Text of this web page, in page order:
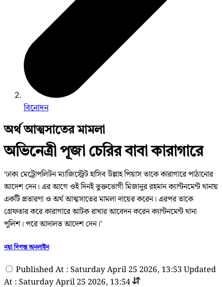
বিনোদন
অর্থ আত্মসাতের মামলা
অভিনেত্রী পূজা চেরির বাবা কারাগারে
‘ঢাকা মেট্রোপলিটন ম্যাজিস্ট্রেট হাসিব উল্লাহ পিয়াস তাকে কারাগারে পাঠানোর
আদেশ দেন। এর আগে ওই দিনই ভুক্তভোগী মিজানুর রহমান ক্যান্টনমেন্ট থানায়
একটি প্রতারণা ও অর্থ আত্মসাতের মামলা দায়ের করেন। এরপর তাকে
গ্রেফতার করে কারাগারে আটক রাখার আবেদন করেন ক্যান্টনমেন্ট থানা
পুলিশ। পরে আদালত আদেশ দেন।’
নয়া দিগন্ত অনলাইন
Published At : Saturday April 25 2026, 13:53 Updated
At : Saturday April 25 2026, 13:54